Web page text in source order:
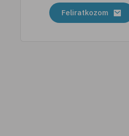
Feliratkozom